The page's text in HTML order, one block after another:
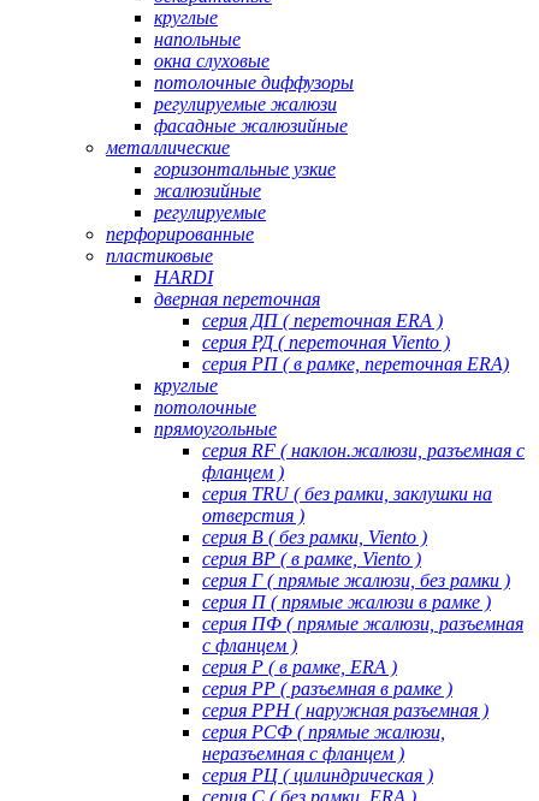
круглые
напольные
окна слуховые
потолочные диффузоры
регулируемые жалюзи
фасадные жалюзийные
металлические
горизонтальные узкие
жалюзийные
регулируемые
перфорированные
пластиковые
HARDI
дверная переточная
серия ДП ( переточная ERA )
серия РД ( переточная Viento )
серия РП ( в рамке, переточная ERA)
круглые
потолочные
прямоугольные
серия RF ( наклон.жалюзи, разъемная с
фланцем )
серия TRU ( без рамки, заклушки на
отверстия )
серия В ( без рамки, Viento )
серия ВР ( в рамке, Viento )
серия Г ( прямые жалюзи, без рамки )
серия П ( прямые жалюзи в рамке )
серия ПФ ( прямые жалюзи, разъемная
с фланцем )
серия Р ( в рамке, ERA )
серия РР ( разъемная в рамке )
серия РРН ( наружная разъемная )
серия РСФ ( прямые жалюзи,
неразъемная с фланцем )
серия РЦ ( цилиндрическая )
серия С ( без рамки, ERA )